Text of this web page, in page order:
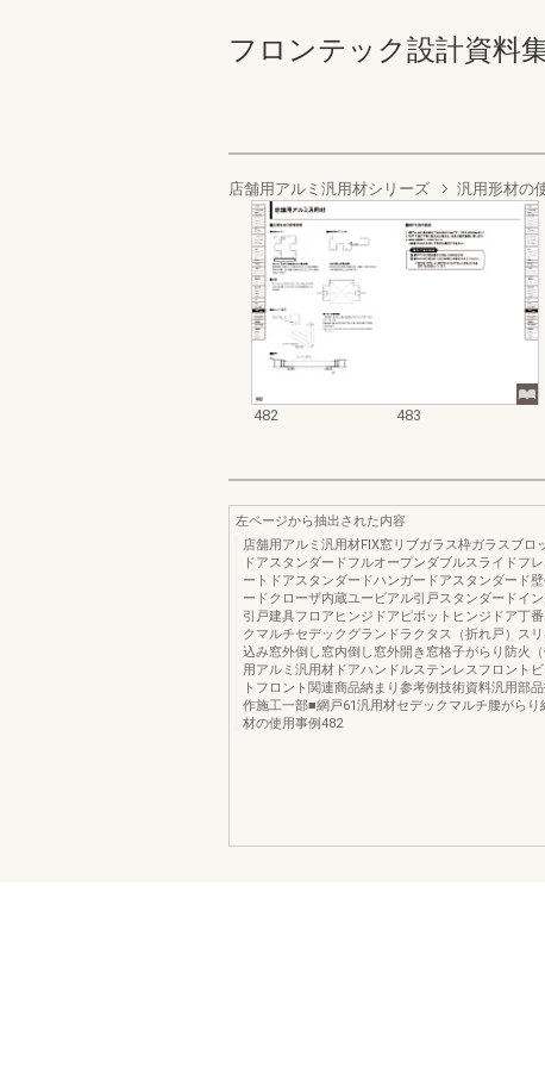
フロンテック設計資料
店舗用アルミ汎用材シリーズ 汎用形材の
482 483
左ページから抽出された内容
店舗用アルミ汎用材FIX窓リブガラス枠ガラスブロ
ドアスタンダードフルオープンダブルスライドフ
ートドアスタンダードハンガードアスタンダード
ードクローザ内蔵ユービアル引戸スタンダードイ
引戸建具フロアヒンジドアピボットヒンジドア丁
クマルチセデックグランドラクタス（折れ戸）ス
込み窓外倒し窓内倒し窓外開き窓格子がらり防火
用アルミ汎用材ドアハンドルステンレスフロント
トフロント関連商品納まり参考例技術資料汎用部
作施工一部■網戸61汎用材セデックマルチ腰がらり
材の使用事例482